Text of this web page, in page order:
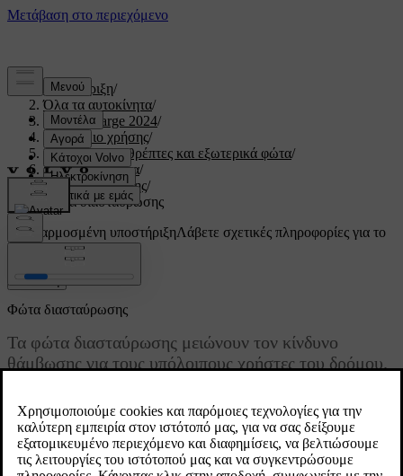
Υποστήριξη/
Όλα τα αυτοκίνητα/
C40 Recharge 2024/
Εγχειρίδιο χρήσης/
Ορατότητα, καθρέπτες και εξωτερικά φώτα/
Εξωτερικά φώτα/
Φώτα οδήγησης/
Φώτα διασταύρωσης
Προσαρμοσμένη υποστήριξηΛάβετε σχετικές πληροφορίες για το
δικό σας αυτοκίνητο.
Σύνδεση
Φώτα διασταύρωσης
Τα φώτα διασταύρωσης μειώνουν τον κίνδυνο
θάμβωσης για τους υπόλοιπους χρήστες του δρόμου.
Τα φώτα διασταύρωσης υπάγονται στην αυτόματη λειτουργία
φώτων. Μπορείτε, ωστόσο, να επιλέξετε χειροκίνητα τα φώτα
διασταύρωσης για να παραμείνουν τα μπροστινά φώτα στη μεσαία
σκάλα.